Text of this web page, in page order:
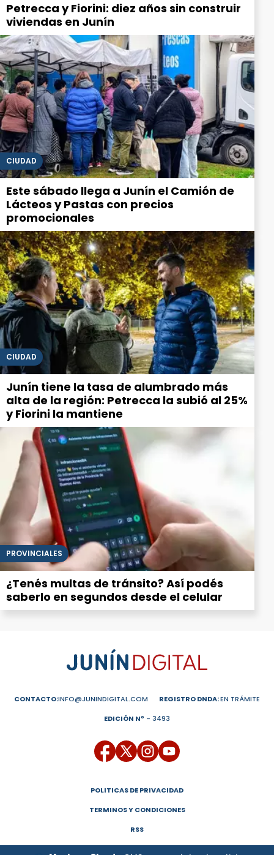
Petrecca y Fiorini: diez años sin construir
viviendas en Junín
CIUDAD
Este sábado llega a Junín el Camión de
Lácteos y Pastas con precios
promocionales
CIUDAD
Junín tiene la tasa de alumbrado más
alta de la región: Petrecca la subió al 25%
y Fiorini la mantiene
PROVINCIALES
¿Tenés multas de tránsito? Así podés
saberlo en segundos desde el celular
CONTACTO:INFO@JUNINDIGITAL.COM REGISTRO DNDA:EN TRÁMITE
EDICIÓN Nº - 3493
POLITICAS DE PRIVACIDAD
TERMINOS Y CONDICIONES
RSS